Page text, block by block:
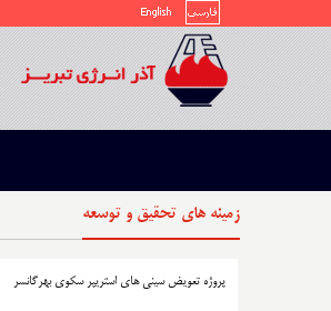
زمینه های تحقیق و توسعه
پروژه تعویض سینی های استریپر سکوی بهرگانسر